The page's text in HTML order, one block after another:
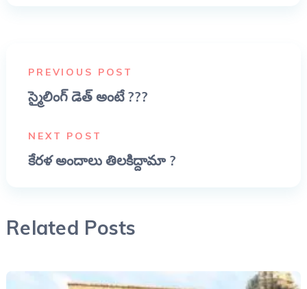
PREVIOUS POST
స్మైలింగ్ డెత్ అంటే ???
NEXT POST
కేరళ అందాలు తిలకిద్దామా ?
Related Posts